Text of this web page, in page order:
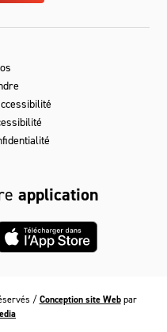
application
/Conception site Webpar